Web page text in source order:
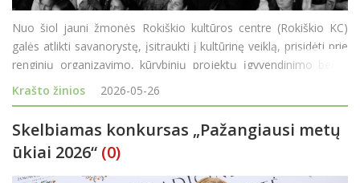
Nuo šiol jauni žmonės Rokiškio kultūros centre (Rokiškio KC)
galės atlikti savanorystę, įsitraukti į kultūrinę veiklą, prisidėti prie
renginių organizavimo, kūrybinių projektų įgyvendinimo bei iš
arti pažinti kultūros centro veiklą ir kultūros pasaulio užkulisius.
Krašto žinios 2026-05-26
Skelbiamas konkursas „Pažangiausi metų
ūkiai 2026“ (0)